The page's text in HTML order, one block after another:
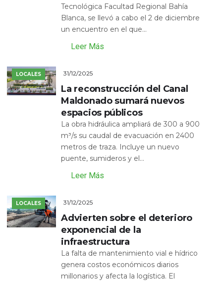
Tecnológica Facultad Regional Bahía
Blanca, se llevó a cabo el 2 de diciembre
un encuentro en el que...
Leer Más
LOCALES 31/12/2025
La reconstrucción del Canal
Maldonado sumará nuevos
espacios públicos
La obra hidráulica ampliará de 300 a 900
m³/s su caudal de evacuación en 2400
metros de traza. Incluye un nuevo
puente, sumideros y el...
Leer Más
LOCALES 31/12/2025
Advierten sobre el deterioro
exponencial de la
infraestructura
La falta de mantenimiento vial e hídrico
genera costos económicos diarios
millonarios y afecta la logística. El